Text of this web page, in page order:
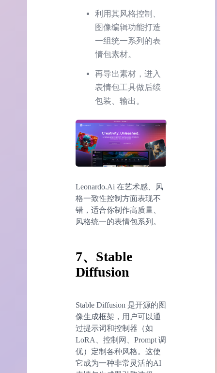
利用其风格控制、
图像编辑功能打造
一组统一系列的表
情包素材。
再导出素材，进入
表情包工具做后续
包装、输出。
Leonardo.Ai 在艺术感、风
格一致性控制方面表现不
错，适合你制作高质量、
风格统一的表情包系列。
7、Stable
Diffusion
Stable Diffusion 是开源的图
像生成框架，用户可以通
过提示词和控制器（如
LoRA、控制网、Prompt 调
优）定制各种风格。这使
它成为一种非常灵活的AI